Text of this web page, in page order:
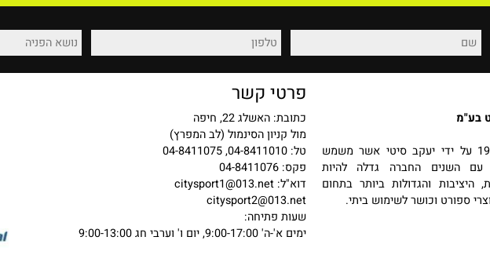
החזרות והחלפות
פרטי קשר
כתובת: האשלג 22, חיפה